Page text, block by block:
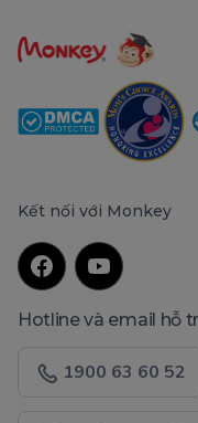
Kết nối với Monkey
Hotline và email hỗ
1900 63 60 52